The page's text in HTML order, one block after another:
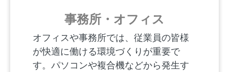
事務所・オフィス
オフィスや事務所では、従業員の皆様
が快適に働ける環境づくりが重要で
す。パソコンや複合機などから発生す